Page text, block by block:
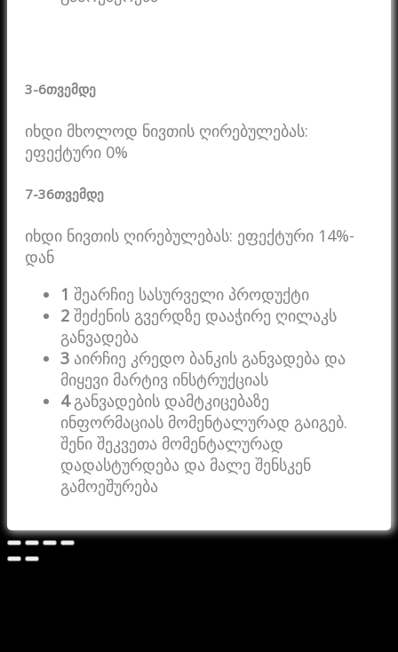
3-6თვემდე
იხდი მხოლოდ ნივთის ღირებულებას:
ეფექტური 0%
7-36თვემდე
იხდი ნივთის ღირებულებას: ეფექტური 14%-
დან
1 შეარჩიე სასურველი პროდუქტი
2 შეძენის გვერდზე დააჭირე ღილაკს
განვადება
3 აირჩიე კრედო ბანკის განვადება და
მიყევი მარტივ ინსტრუქციას
4განვადების დამტკიცებაზე
ინფორმაციას მომენტალურად გაიგებ.
შენი შეკვეთა მომენტალურად
დადასტურდება და მალე შენსკენ
გამოეშურება